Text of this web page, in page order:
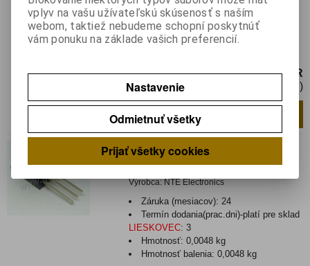
Hmotnosť:0,00437 kg
Hmotnosť balenia:0,00437 kg
Transistor: NPN; bipolar; 120V; 4A; 40W;
2,85 EUR
2,32 EUR (Cena bez DPH)
NTE 292
Výrobca:NTE Electronics
Záruka (mesiacov): 24
Termín dodania(prac.dni)-platí pre sklad
LIESKOVEC: 3
Hmotnosť:0,0048 kg
Hmotnosť balenia:0,0048 kg
vplyv na vašu užívateľskú skúsenosť s naším
webom, taktiež nebudeme schopní poskytnúť
vám ponuku na základe vašich preferencií.
Nastavenie
Odmietnuť všetky
Prijať všetky cookies